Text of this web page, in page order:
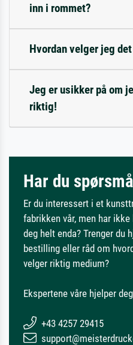
inn i rommet?
Hvordan velger jeg
Jeg er usikker på om
riktig!
Har du
Er du interessert i et
fabrikken vår, men har
deg helt enda? Trenger du
bestilling eller råd om
velger riktig medium?
Ekspertene våre hjelper
+43 4257 29415